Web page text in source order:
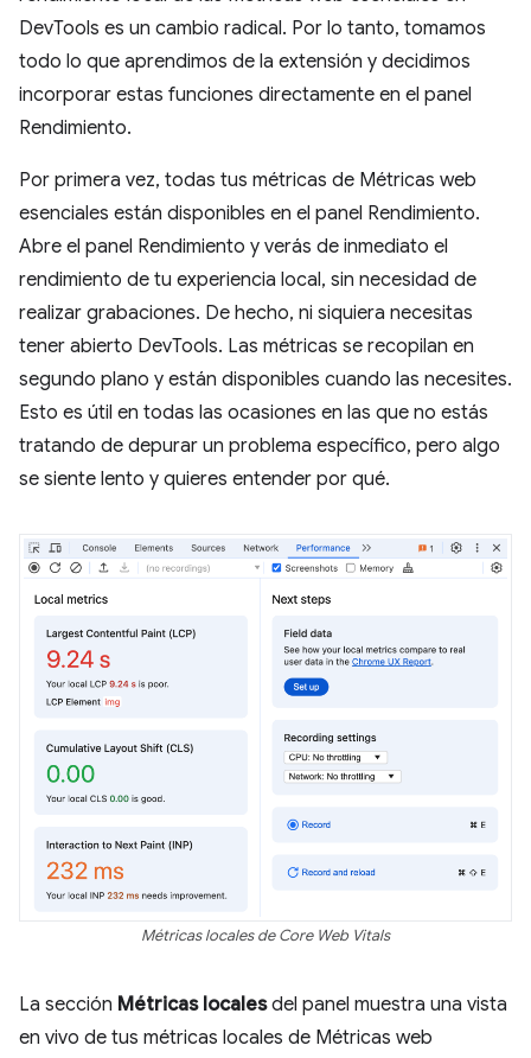
DevTools es un cambio radical. Por lo tanto, tomamos
todo lo que aprendimos de la extensión y decidimos
incorporar estas funciones directamente en el panel
Rendimiento.
Por primera vez, todas tus métricas de Métricas web
esenciales están disponibles en el panel Rendimiento.
Abre el panel Rendimiento y verás de inmediato el
rendimiento de tu experiencia local, sin necesidad de
realizar grabaciones. De hecho, ni siquiera necesitas
tener abierto DevTools. Las métricas se recopilan en
segundo plano y están disponibles cuando las necesites.
Esto es útil en todas las ocasiones en las que no estás
tratando de depurar un problema específico, pero algo
se siente lento y quieres entender por qué.
Métricas locales de Core Web Vitals
La sección Métricas localesdel panel muestra una vista
en vivo de tus métricas locales de Métricas web